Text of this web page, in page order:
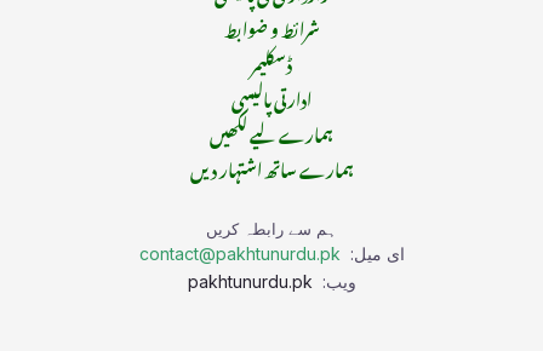
شرائط و ضوابط
ڈسکلیمر
ادارتی پالیسی
ہمارے لیے لکھیں
ہمارے ساتھ اشتہار دیں
ہم سے رابطہ کریں
ای میل: contact@pakhtunurdu.pk
ویب: